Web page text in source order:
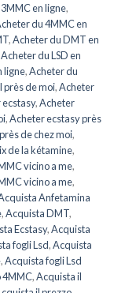
en ligne,
du 4MMC en
,Acheter du DMT en
Acheter du LSD en
ligne,Acheter du
près de moi,Acheter
,Acheter
,Acheter ecstasy près
de chez moi,
de la kétamine,
vicino a me,
vicino a me,
Anfetamina
,Acquista DMT,
Ecstasy,Acquista
fogli Lsd,Acquista
,Acquista fogli Lsd
4MMC,Acquista il